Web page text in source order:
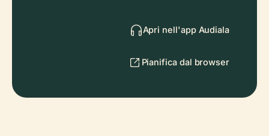
Apri nell'app Audiala
Pianifica dal browser